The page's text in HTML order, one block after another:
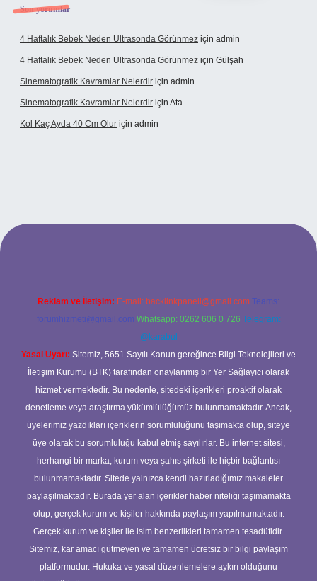
Son yorumlar
4 Haftalık Bebek Neden Ultrasonda Görünmez için admin
4 Haftalık Bebek Neden Ultrasonda Görünmez için Gülşah
Sinematografik Kavramlar Nelerdir için admin
Sinematografik Kavramlar Nelerdir için Ata
Kol Kaç Ayda 40 Cm Olur için admin
Reklam ve İletişim: E-mail: backlinkpaneli@gmail.com Teams:
forumhizmeti@gmail.com Whatsapp: 0262 606 0 726 Telegram:
@karabul
Yasal Uyarı: Sitemiz, 5651 Sayılı Kanun gereğince Bilgi Teknolojileri ve
İletişim Kurumu (BTK) tarafından onaylanmış bir Yer Sağlayıcı olarak
hizmet vermektedir. Bu nedenle, sitedeki içerikleri proaktif olarak
denetleme veya araştırma yükümlülüğümüz bulunmamaktadır. Ancak,
üyelerimiz yazdıkları içeriklerin sorumluluğunu taşımakta olup, siteye
üye olarak bu sorumluluğu kabul etmiş sayılırlar. Bu internet sitesi,
herhangi bir marka, kurum veya şahıs şirketi ile hiçbir bağlantısı
bulunmamaktadır. Sitede yalnızca kendi hazırladığımız makaleler
paylaşılmaktadır. Burada yer alan içerikler haber niteliği taşımamakta
olup, gerçek kurum ve kişiler hakkında paylaşım yapılmamaktadır.
Gerçek kurum ve kişiler ile isim benzerlikleri tamamen tesadüfidir.
Sitemiz, kar amacı gütmeyen ve tamamen ücretsiz bir bilgi paylaşım
platformudur. Hukuka ve yasal düzenlemelere aykırı olduğunu